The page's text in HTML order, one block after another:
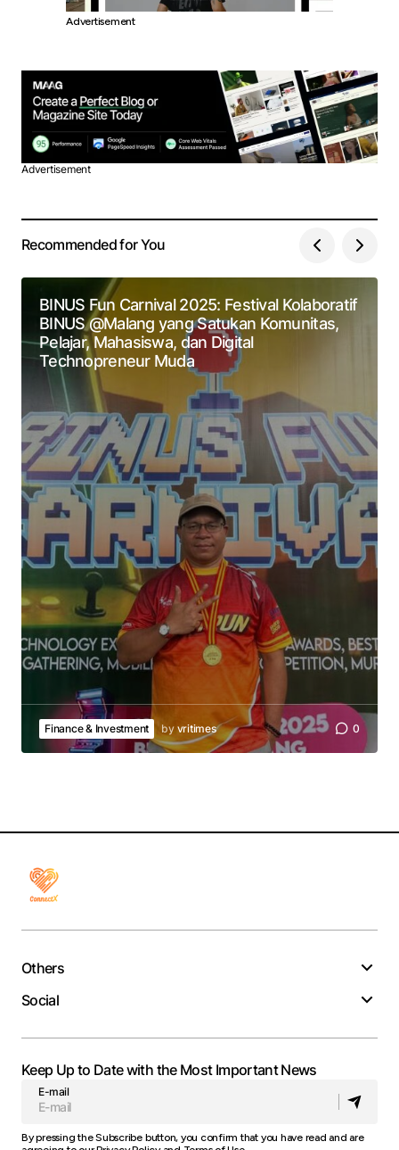
Advertisement
Advertisement
Recommended for You
BINUS Fun Carnival 2025: Festival Kolaboratif
BINUS @Malang yang Satukan Komunitas,
Pelajar, Mahasiswa, dan Digital
Technopreneur Muda
Finance & Investment by vritimes 0
Others
Social
Keep Up to Date with the Most Important News
E-mail
By pressing the Subscribe button, you confirm that you have read and are